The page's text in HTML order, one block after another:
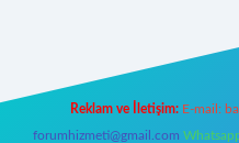
Reklam ve İletişim: E-mail:
forumhizmeti@gmail.com